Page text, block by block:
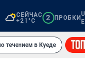
СЕЙЧАС
+21°C
2 ПРОБКИ
течением в Куеде